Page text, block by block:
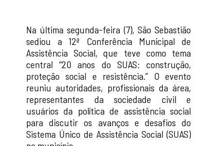
Na última segunda-feira (7), São Sebastião
sediou a 12ª Conferência Municipal de
Assistência Social, que teve como tema
central “20 anos do SUAS: construção,
proteção social e resistência.” O evento
reuniu autoridades, profissionais da área,
representantes da sociedade civil e
usuários da política de assistência social
para discutir os avanços e desafios do
Sistema Único de Assistência Social (SUAS)